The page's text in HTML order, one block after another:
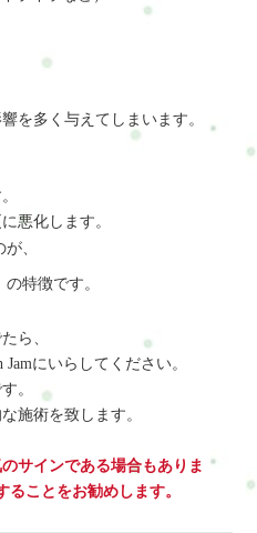
を多く与えてしまいます。
悪化します。
が、
の特徴です。
ら、
にいらしてください。
。
施術を致します。
サインである場合もありま
ことをお勧めします。